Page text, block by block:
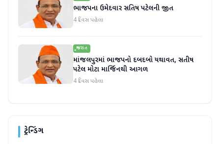
ભાજપના ઉમેદવાર સતિષ પટેલની જીત
4 દિવસ પહેલા
ગુજરાત
માંજલપુરમાં ભાજપનો દબદબો યથાવત, સતીષ
પટેલ મોટા માર્જિનથી આગળ
4 દિવસ પહેલા
ટ્રેન્ડિંગ